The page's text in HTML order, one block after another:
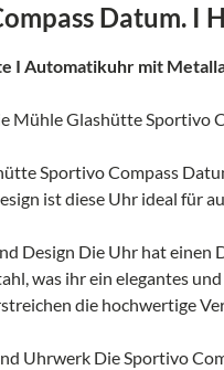
Datum. I
I Automatikuhr mit
Mühle Glashütte
Sportivo Compass
ist diese Uhr ideal für
Design Die Uhr hat einen
was ihr ein elegantes
die hochwertige
Uhrwerk Die Sportivo